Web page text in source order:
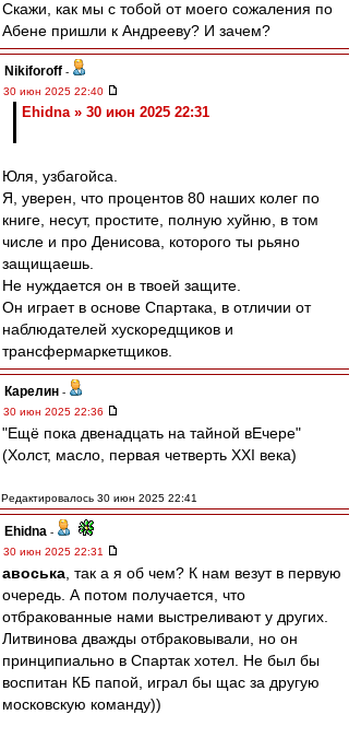
Скажи, как мы с тобой от моего сожаления по
Абене пришли к Андрееву? И зачем?
Nikiforoff -
30 июн 2025 22:40
Ehidna » 30 июн 2025 22:31
Юля, узбагойса.
Я, уверен, что процентов 80 наших колег по
книге, несут, простите, полную хуйню, в том
числе и про Денисова, которого ты рьяно
защищаешь.
Не нуждается он в твоей защите.
Он играет в основе Спартака, в отличии от
наблюдателей хускоредщиков и
трансфермаркетщиков.
Карелин -
30 июн 2025 22:36
"Ещё пока двенадцать на тайной вЕчере"
(Холст, масло, первая четверть XXI века)
Редактировалось 30 июн 2025 22:41
Ehidna -
30 июн 2025 22:31
авоська , так а я об чем? К нам везут в первую
очередь. А потом получается, что
отбракованные нами выстреливают у других.
Литвинова дважды отбраковывали, но он
принципиально в Спартак хотел. Не был бы
воспитан КБ папой, играл бы щас за другую
московскую команду))